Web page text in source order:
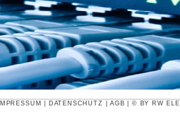
IMPRESSUM DATENSCHUTZ |AGB | © BY RW